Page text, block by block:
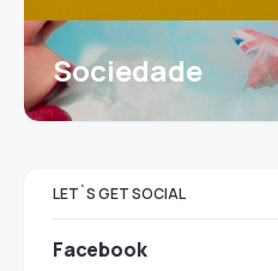
Sociedade
LET`S GET SOCIAL
Facebook